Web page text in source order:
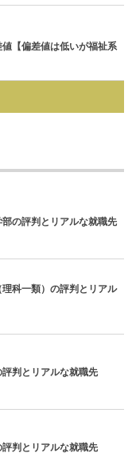
【偏差値は低いが福祉系
部の評判とリアルな就職先
理科一類）の評判とリアル
評判とリアルな就職先
評判とリアルな就職先